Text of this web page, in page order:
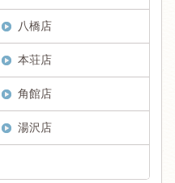
八橋店
本荘店
角館店
湯沢店